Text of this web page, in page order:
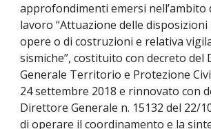
approfondimenti emersi nell’ambito
lavoro “Attuazione delle
opere o di costruzioni e relativa
sismiche”, costituito con decreto del
Generale Territorio e Protezione
24 settembre 2018 e rinnovato con
Direttore Generale n. 15132 del 22/
di operare il coordinamento e la